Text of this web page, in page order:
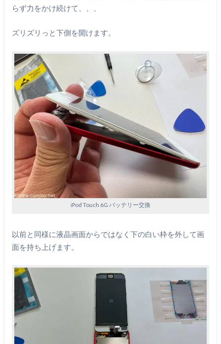
らず力をかけ続けて、、、
ズリズリっと下側を開けます。
iPod Touch 6G バッテリー交換
以前と同様に液晶画面からではなく下の白い枠を外して画
面を持ち上げます。